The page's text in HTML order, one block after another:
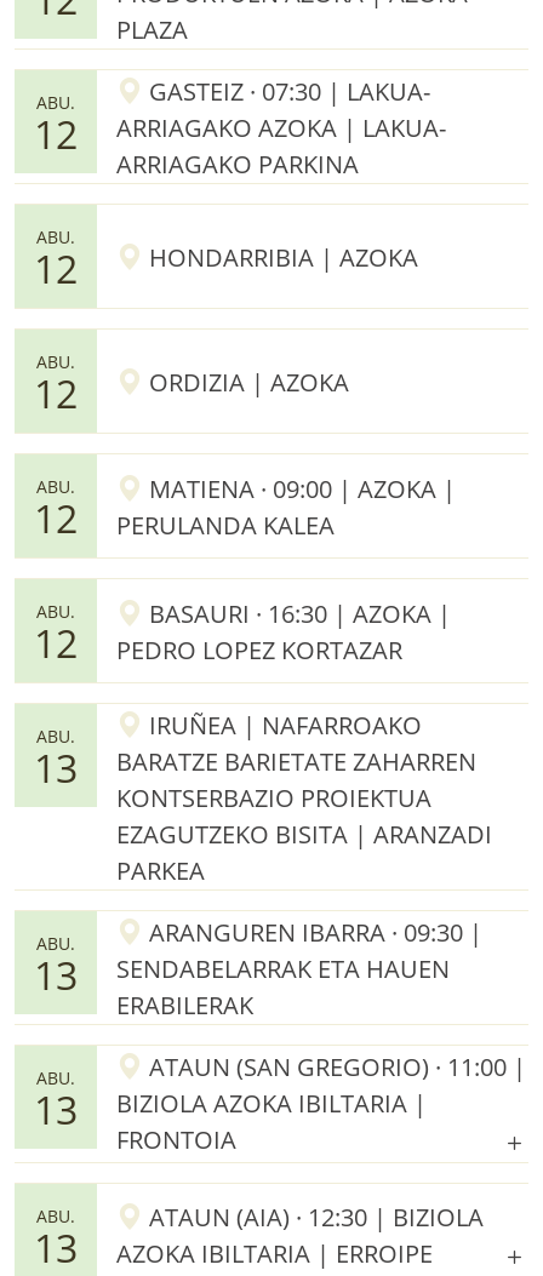
PLAZA
ABU.
12
GASTEIZ · 07:30 | LAKUA-
ARRIAGAKO AZOKA | LAKUA-
ARRIAGAKO PARKINA
ABU.
12 HONDARRIBIA | AZOKA
ABU.
12 ORDIZIA | AZOKA
ABU.
12
MATIENA · 09:00 | AZOKA |
PERULANDA KALEA
ABU.
12
BASAURI · 16:30 | AZOKA |
PEDRO LOPEZ KORTAZAR
ABU.
13
IRUÑEA | NAFARROAKO
BARATZE BARIETATE ZAHARREN
KONTSERBAZIO PROIEKTUA
EZAGUTZEKO BISITA | ARANZADI
PARKEA
ABU.
13
ARANGUREN IBARRA · 09:30 |
SENDABELARRAK ETA HAUEN
ERABILERAK
ABU.
13
ATAUN (SAN GREGORIO) · 11:00 |
BIZIOLA AZOKA IBILTARIA |
FRONTOIA
ABU.
13
ATAUN (AIA) · 12:30 | BIZIOLA
AZOKA IBILTARIA | ERROIPE